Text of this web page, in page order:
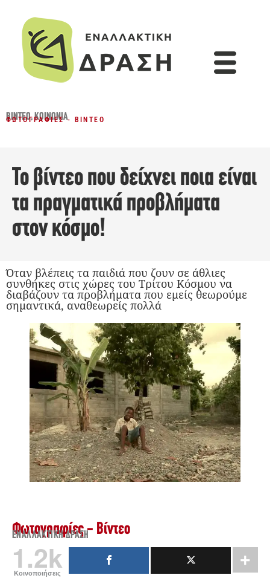
ΒΊΝΤΕΟ,ΚΟΙΝΩΝΊΑ
ΦΩΤΟΓΡΑΦΊΕΣ - ΒΊΝΤΕΟ
Το βίντεο που δείχνει ποια είναι
τα πραγματικά προβλήματα
στον κόσμο!
Όταν βλέπεις τα παιδιά που ζουν σε άθλιες
συνθήκες στις χώρες του Τρίτου Κόσμου να
διαβάζουν τα προβλήματα που εμείς θεωρούμε
σημαντικά, αναθεωρείς πολλά
Φωτογραφίες - Βίντεο
ΕΝΑΛΛΑΚΤΙΚΉ ΔΡΆΣΗ
1.2k
Κοινοποιήσεις